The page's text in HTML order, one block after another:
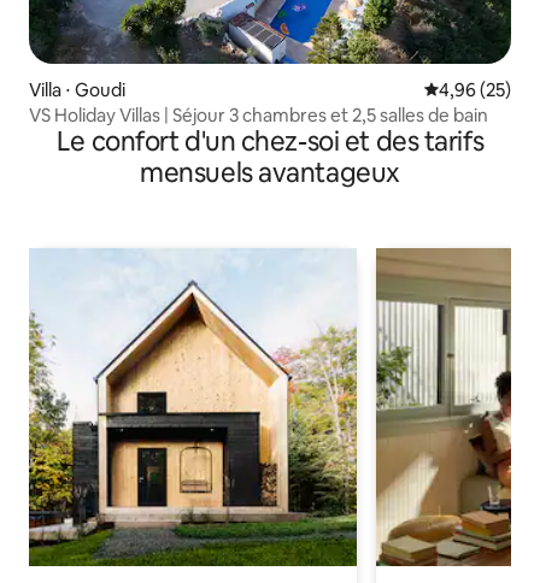
Villa ⋅ Goudi Évaluation
4,96 (25)
VS Holiday Villas | Séjour 3 chambres et 2,5 salles de bain
Le confort d'un chez-soi et des tarifs
mensuels avantageux